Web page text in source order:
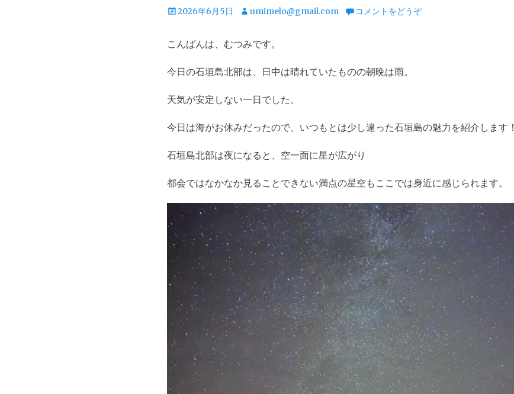
投 2026年6月5日
投 umimelo@gmail.com コメントをどうぞ
こんばんは、むつみです。
今日の石垣島北部は、日中は晴れていたものの朝晩は雨。
天気が安定しない一日でした。
今日は海がお休みだったので、いつもとは少し違った石垣島の魅力を紹介します！
石垣島北部は夜になると、空一面に星が広がり
都会ではなかなか見ることできない満点の星空もここでは身近に感じられます。